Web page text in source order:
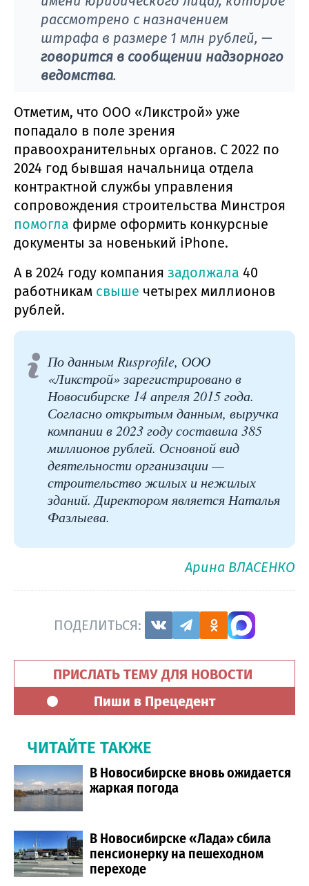
рассмотрено с назначением
штрафа в размере 1 млн рублей, —
говорится в сообщении надзорного
ведомства.
Отметим, что ООО «Ликстрой» уже
попадало в поле зрения
правоохранительных органов. С 2022 по
2024 год бывшая начальница отдела
контрактной службы управления
сопровождения строительства Минстроя
помогла фирме оформить конкурсные
документы за новенький iPhone.
А в 2024 году компания задолжала 40
работникам свыше четырех миллионов
рублей.
По данным Rusprofile, ООО
«Ликстрой» зарегистрировано в
Новосибирске 14 апреля 2015 года.
Согласно открытым данным, выручка
компании в 2023 году составила 385
миллионов рублей. Основной вид
деятельности организации —
строительство жилых и нежилых
зданий. Директором является Наталья
Фазлыева.
Арина ВЛАСЕНКО
ПОДЕЛИТЬСЯ:
ПРИСЛАТЬ ТЕМУ ДЛЯ НОВОСТИ
Пиши в Прецедент
ЧИТАЙТЕ ТАКЖЕ
В Новосибирске вновь ожидается
жаркая погода
В Новосибирске «Лада» сбила
пенсионерку на пешеходном
переходе